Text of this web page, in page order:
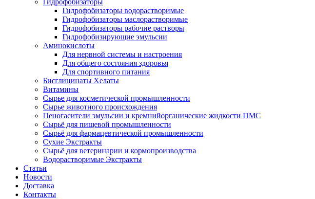
Гидрофобизаторы
Гидрофобизаторы водорастворимые
Гидрофобизаторы маслорастворимые
Гидрофобизаторы рабочие растворы
Гидрофобизирующие эмульсии
Аминокислоты
Для нервной системы и настроения
Для общего состояния здоровья
Для спортивного питания
Бисглицинаты Хелаты
Витамины
Сырье для косметической промышленности
Сырье животного происхождения
Пеногасители эмульсии и кремнийорганические жидкости ПМС
Сырьё для пищевой промышленности
Сырьё для фармацевтической промышленности
Сухие Экстракты
Сырьё для ветеринарии и кормопроизводства
Водорастворимые Экстракты
Статьи
Новости
Доставка
Контакты